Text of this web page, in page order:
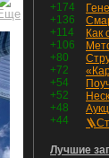
+174
+136
+114
+106
+80
+72
+54
+52
+48
+44
Лучшие